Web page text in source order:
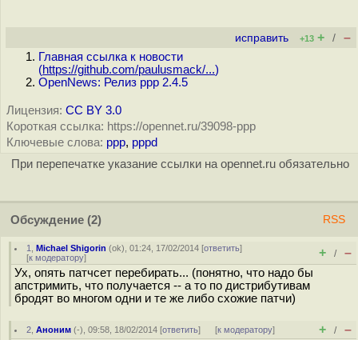
исправить +13 + / –
Главная ссылка к новости
(https://github.com/paulusmack/...)
OpenNews: Релиз ppp 2.4.5
Лицензия: CC BY 3.0
Короткая ссылка: https://opennet.ru/39098-ppp
Ключевые слова: ppp, pppd
При перепечатке указание ссылки на opennet.ru обязательно
Обсуждение (2) RSS
1 ,Michael Shigorin (ok), 01:24, 17/02/2014 [ответить]
[к модератору] + / –
Ух, опять патчсет перебирать... (понятно, что надо бы
апстримить, что получается -- а то по дистрибутивам
бродят во многом одни и те же либо схожие патчи)
2 ,Аноним (-), 09:58, 18/02/2014 [ответить] [к модератору] + / –